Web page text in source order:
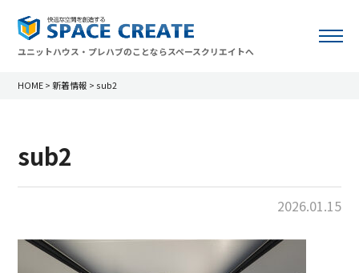
ユニットハウス・プレハブのことならスペースクリエイトへ
HOME > 新着情報 > sub2
sub2
2026.01.15